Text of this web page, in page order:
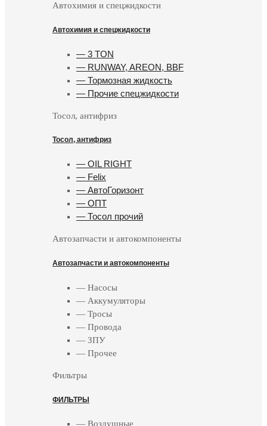
Автохимия и спецжидкости
Автохимия и спецжидкости
— 3 TON
— RUNWAY, AREON, BBF
— Тормозная жидкость
— Прочие спецжидкости
Тосол, антифриз
Тосол, антифриз
— OIL RIGHT
— Felix
— АвтоГоризонт
— ОПТ
— Тосол прочий
Автозапчасти и автокомпоненты
Автозапчасти и автокомпоненты
— Насосы
— Аккумуляторы
— Тросы
— Провода
— ЗПУ
— Прочее
Фильтры
ФИЛЬТРЫ
— Воздушные